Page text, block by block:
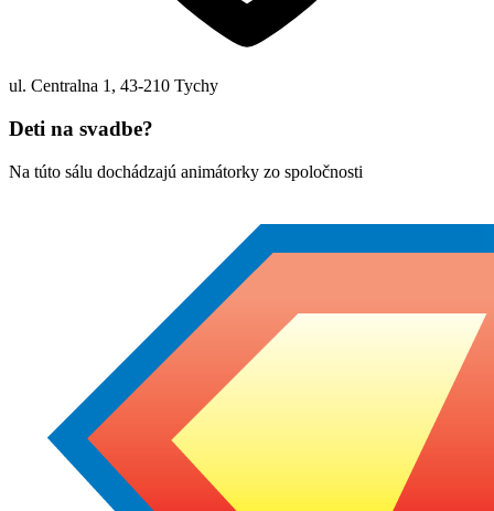
ul. Centralna 1 , 43-210 Tychy
Deti na svadbe?
Na túto sálu dochádzajú animátorky zo spoločnosti